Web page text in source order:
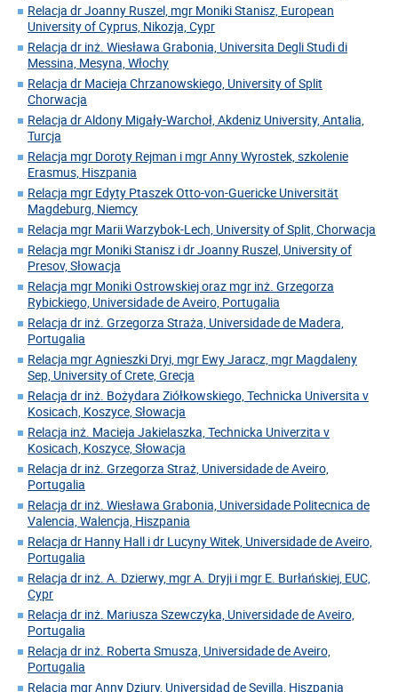
Relacja dr Joanny Ruszel, mgr Moniki Stanisz, European
University of Cyprus, Nikozja, Cypr
Relacja dr inż. Wiesława Grabonia, Universita Degli Studi di
Messina, Mesyna, Włochy
Relacja dr Macieja Chrzanowskiego, University of Split
Chorwacja
Relacja dr Aldony Migały-Warchoł, Akdeniz University, Antalia,
Turcja
Relacja mgr Doroty Rejman i mgr Anny Wyrostek, szkolenie
Erasmus, Hiszpania
Relacja mgr Edyty Ptaszek Otto-von-Guericke Universität
Magdeburg, Niemcy
Relacja mgr Marii Warzybok-Lech, University of Split, Chorwacja
Relacja mgr Moniki Stanisz i dr Joanny Ruszel, University of
Presov, Słowacja
Relacja mgr Moniki Ostrowskiej oraz mgr inż. Grzegorza
Rybickiego, Universidade de Aveiro, Portugalia
Relacja dr inż. Grzegorza Straża, Universidade de Madera,
Portugalia
Relacja mgr Agnieszki Dryi, mgr Ewy Jaracz, mgr Magdaleny
Sep, University of Crete, Grecja
Relacja dr inż. Bożydara Ziółkowskiego, Technicka Universita v
Kosicach, Koszyce, Słowacja
Relacja inż. Macieja Jakielaszka, Technicka Univerzita v
Kosicach, Koszyce, Słowacja
Relacja dr inż. Grzegorza Straż, Universidade de Aveiro,
Portugalia
Relacja dr inż. Wiesława Grabonia, Universidade Politecnica de
Valencia, Walencja, Hiszpania
Relacja dr Hanny Hall i dr Lucyny Witek, Universidade de Aveiro,
Portugalia
Relacja dr inż. A. Dzierwy, mgr A. Dryji i mgr E. Burłańskiej, EUC,
Cypr
Relacja dr inż. Mariusza Szewczyka, Universidade de Aveiro,
Portugalia
Relacja dr inż. Roberta Smusza, Universidade de Aveiro,
Portugalia
Relacja mgr Anny Dziury, Universidad de Sevilla, Hiszpania